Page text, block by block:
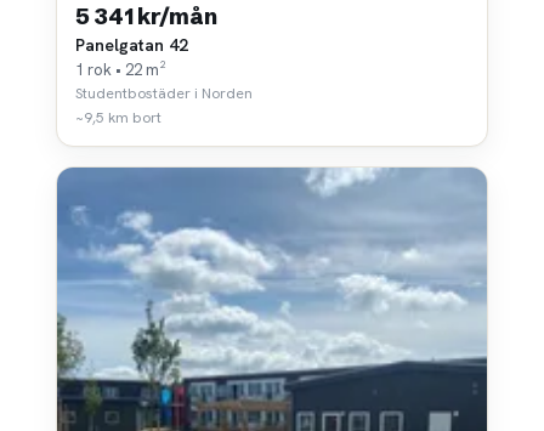
5 341 kr/mån
Panelgatan 42
1 rok • 22 m²
Studentbostäder i Norden
~9,5 km bort